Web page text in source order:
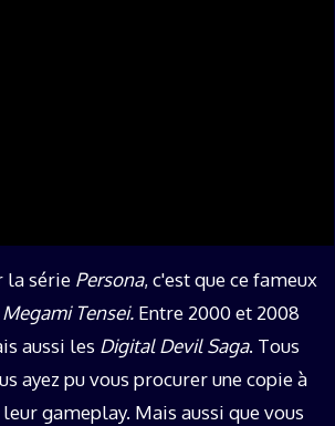
la série Persona, c'est que ce fameux
Tensei. Entre 2000 et 2008
aussi les Digital Devil Saga. Tous
ayez pu vous procurer une copie à
gameplay. Mais aussi que vous